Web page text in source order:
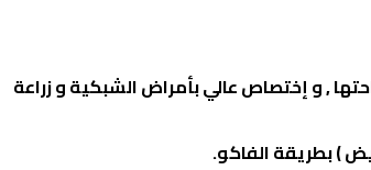
, و إختصاص عالي بأمراض الشبكية و زراعة
) بطريقة الفاكو.